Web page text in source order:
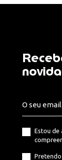
Estou de